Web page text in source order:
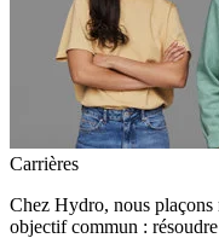
Carrières
Chez Hydro, nous plaçons
objectif commun :